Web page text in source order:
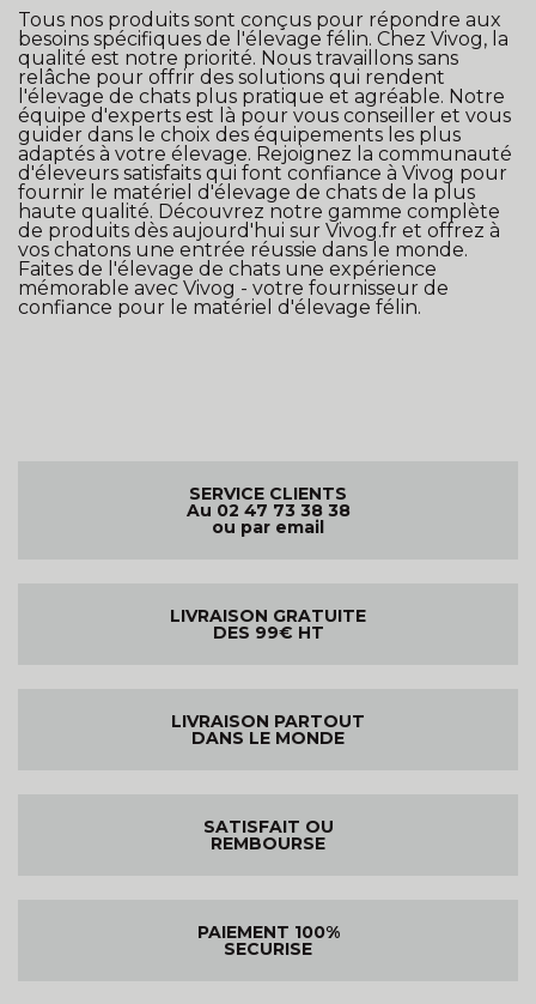
Tous nos produits sont conçus pour répondre aux
besoins spécifiques de l'élevage félin. Chez Vivog, la
qualité est notre priorité. Nous travaillons sans
relâche pour offrir des solutions qui rendent
l'élevage de chats plus pratique et agréable. Notre
équipe d'experts est là pour vous conseiller et vous
guider dans le choix des équipements les plus
adaptés à votre élevage. Rejoignez la communauté
d'éleveurs satisfaits qui font confiance à Vivog pour
fournir le matériel d'élevage de chats de la plus
haute qualité. Découvrez notre gamme complète
de produits dès aujourd'hui sur Vivog.fr et offrez à
vos chatons une entrée réussie dans le monde.
Faites de l'élevage de chats une expérience
mémorable avec Vivog - votre fournisseur de
confiance pour le matériel d'élevage félin.
SERVICE CLIENTS
Au 02 47 73 38 38
ou par email
LIVRAISON GRATUITE
DES 99€ HT
LIVRAISON PARTOUT
DANS LE MONDE
SATISFAIT OU
REMBOURSE
PAIEMENT 100%
SECURISE